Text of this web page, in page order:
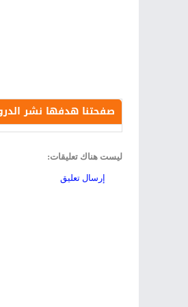
صفحتنا هدفها نشر
ليست هناك تعليقات:
إرسال تعليق